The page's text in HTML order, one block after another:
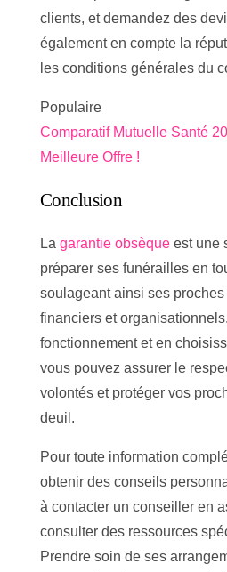
clients, et demandez des
également en compte la
les conditions générales du
Populaire
Comparatif Mutuelle Santé
Meilleure Offre !
Conclusion
La garantie obsèqueest une
préparer ses funérailles en
soulageant ainsi ses
financiers et
fonctionnement et en
vous pouvez assurer le
volontés et protéger vos
deuil.
Pour toute information
obtenir des conseils
à contacter un conseiller en
consulter des ressources
Prendre soin de ses